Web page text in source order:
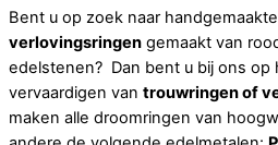
Bent u op zoek naar handgemaakte
verlovingsringen gemaakt van
edelstenen? Dan bent u bij ons op
vervaardigen van trouwringen of
maken alle droomringen van